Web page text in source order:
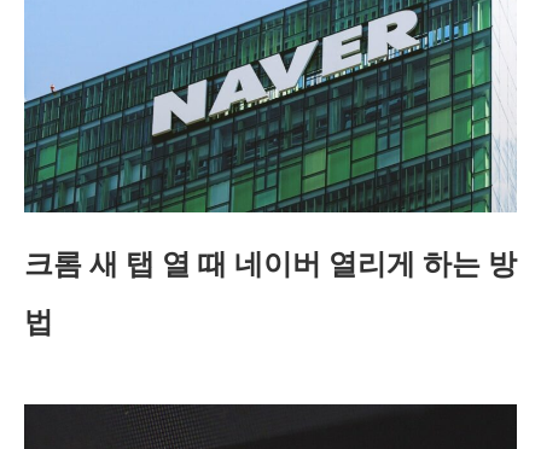
크롬 새 탭 열 때 네이버 열리게 하는 방
법